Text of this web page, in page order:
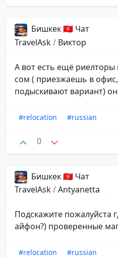
Бишкек 🇰🇬 Чат
TravelAsk/ Виктор
А вот есть ещё риелторы
сом ( приезжаешь в
подыскивают вариант)
#relocation #russian
0
Бишкек 🇰🇬 Чат
TravelAsk/Antyanetta
Подскажите пожалуйста
айфон?) проверенные
#relocation #russian